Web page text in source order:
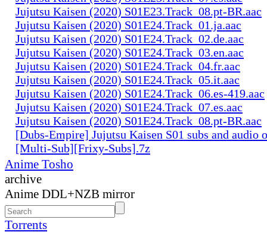
Jujutsu Kaisen (2020) S01E23.Track_08.pt-BR.aac
Jujutsu Kaisen (2020) S01E24.Track_01.ja.aac
Jujutsu Kaisen (2020) S01E24.Track_02.de.aac
Jujutsu Kaisen (2020) S01E24.Track_03.en.aac
Jujutsu Kaisen (2020) S01E24.Track_04.fr.aac
Jujutsu Kaisen (2020) S01E24.Track_05.it.aac
Jujutsu Kaisen (2020) S01E24.Track_06.es-419.aac
Jujutsu Kaisen (2020) S01E24.Track_07.es.aac
Jujutsu Kaisen (2020) S01E24.Track_08.pt-BR.aac
[Dubs-Empire] Jujutsu Kaisen S01 subs and
[Multi-Sub][Frixy-Subs].7z
Anime Tosho
archive
Anime DDL+NZB mirror
Torrents